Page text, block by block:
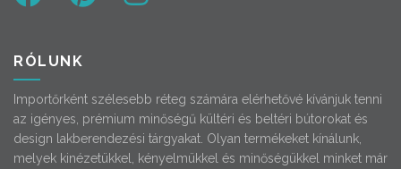
RÓLUNK
Importőrként szélesebb réteg számára elérhetővé kívánjuk tenni
az igényes, prémium minőségű kültéri és beltéri bútorokat és
design lakberendezési tárgyakat. Olyan termékeket kínálunk,
melyek kinézetükkel, kényelmükkel és minőségükkel minket már